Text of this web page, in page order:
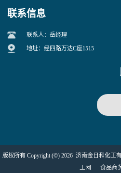
联系信息
联系人：岳经理
地址：经四路万达C座1515
版权所有 Copyright (©) 2026 济南金日和化工
工网
食品商